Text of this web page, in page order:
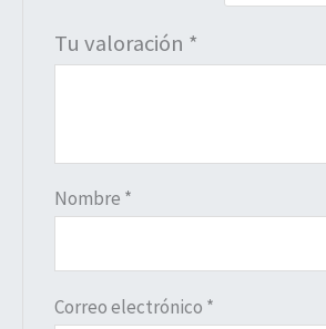
Tu valoración *
Nombre *
Correo electrónico *